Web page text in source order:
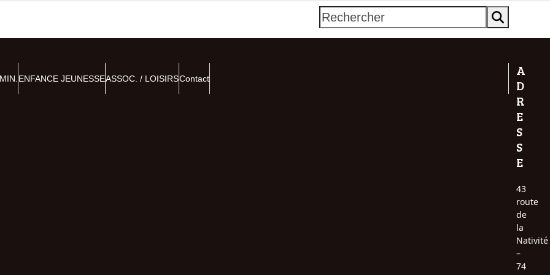
Rechercher
ENFANCE JEUNESSEASSOC. / LOISIRSContact
A
D
R
E
S
S
E
43
route
de
la
Nativité
–
74